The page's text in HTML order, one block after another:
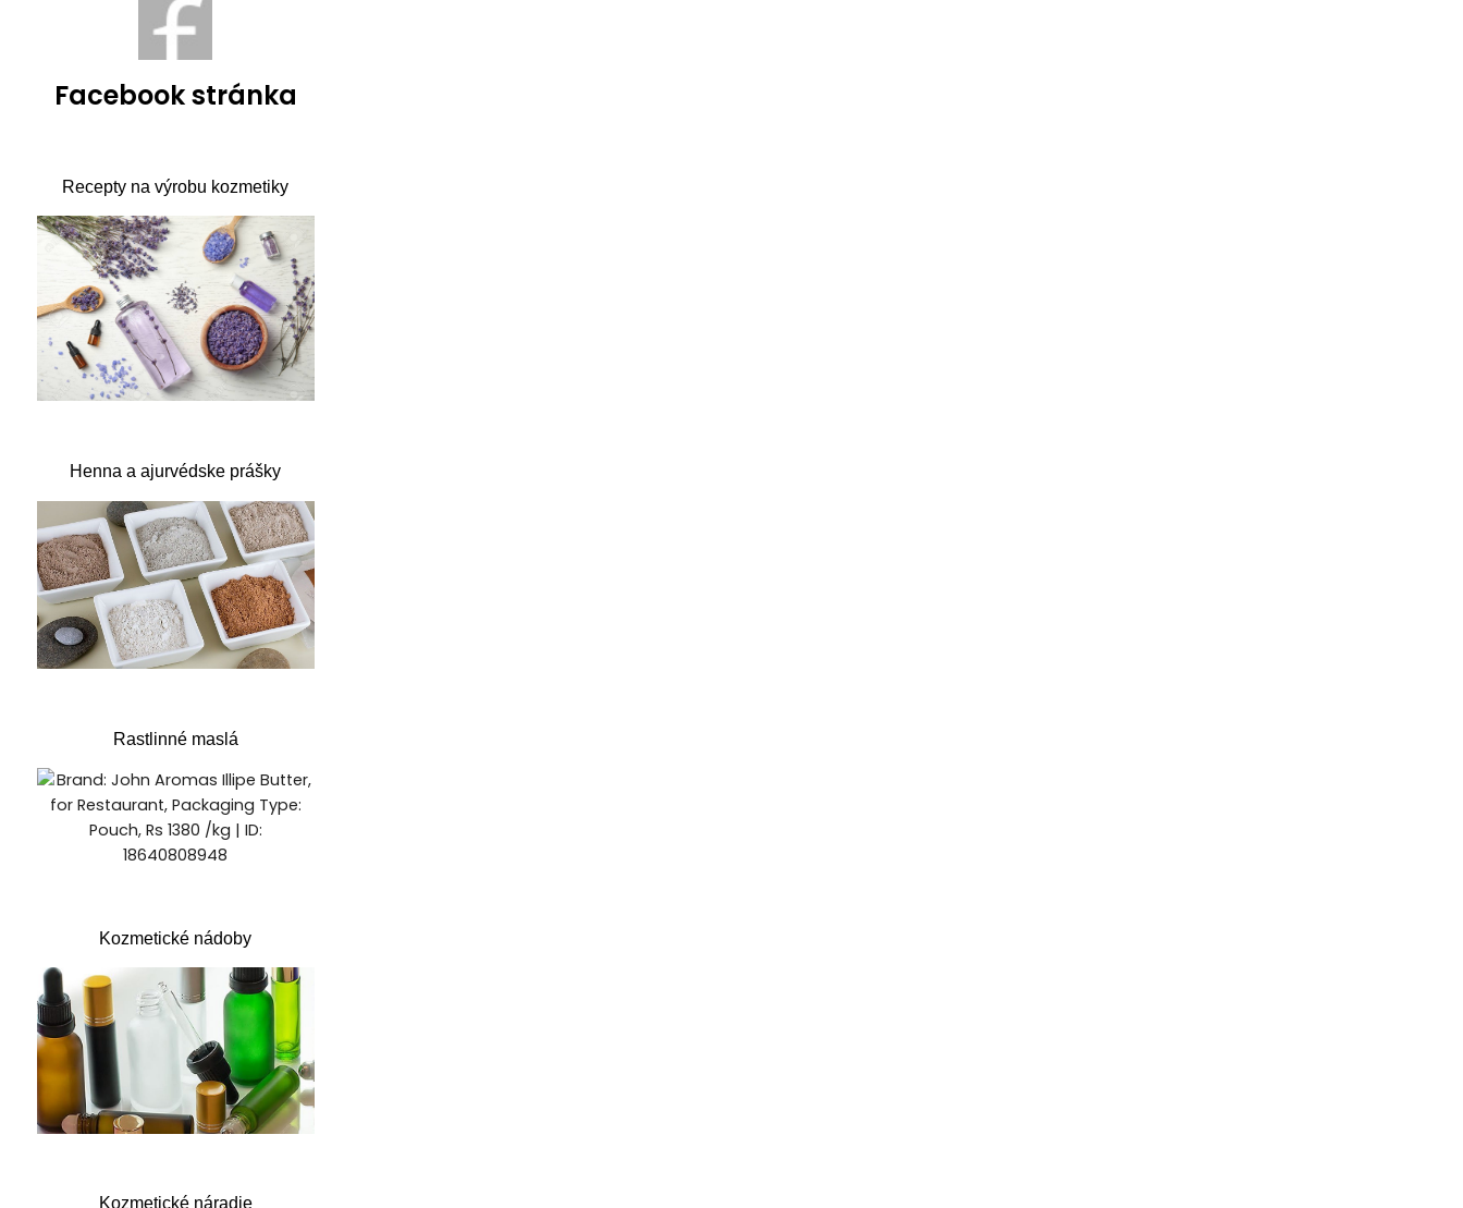
Facebook stránka
Recepty na výrobu kozmetiky
Henna a ajurvédske prášky
Rastlinné maslá
Kozmetické nádoby
Kozmetické náradie